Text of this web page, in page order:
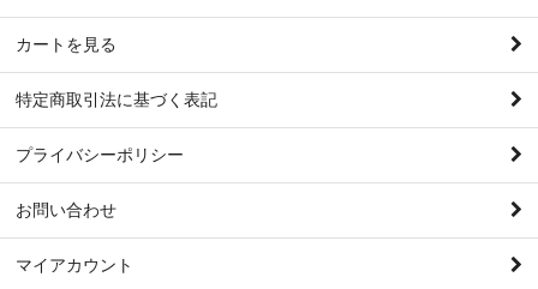
カートを見る
特定商取引法に基づく表記
プライバシーポリシー
お問い合わせ
マイアカウント